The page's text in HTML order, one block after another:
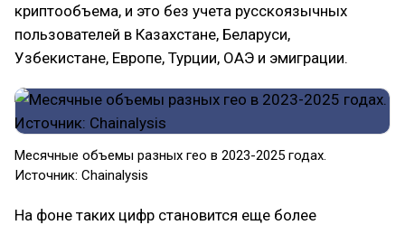
криптообъема, и это без учета русскоязычных
пользователей в Казахстане, Беларуси,
Узбекистане, Европе, Турции, ОАЭ и эмиграции.
Месячные объемы разных гео в 2023-2025 годах.
Источник: Chainalysis
На фоне таких цифр становится еще более